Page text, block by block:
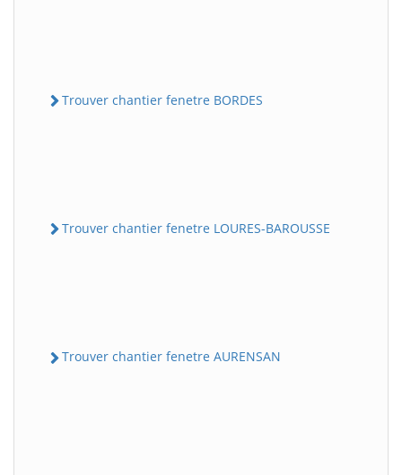
Trouver chantier fenetre BORDES
Trouver chantier fenetre LOURES-BAROUSSE
Trouver chantier fenetre AURENSAN